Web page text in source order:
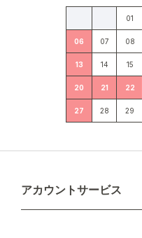
01
06 07 08
13 14 15
20 21 22
27 28 29
アカウントサービス